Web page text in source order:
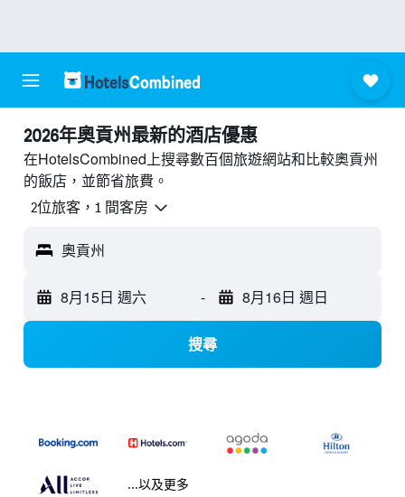
2026年奧貢州最新的酒店優惠
在HotelsCombined上搜尋數百個旅遊網站和比較奧貢州
的飯店，並節省旅費。
2位旅客，1 間客房
奧貢州
8月15日 週六 - 8月16日 週日
搜尋
...以及更多